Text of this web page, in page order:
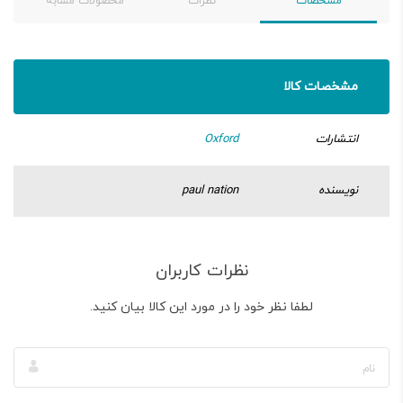
مشخصات کالا
انتشارات Oxford
نویسنده paul nation
نظرات کاربران
لطفا نظر خود را در مورد این کالا بیان کنید.